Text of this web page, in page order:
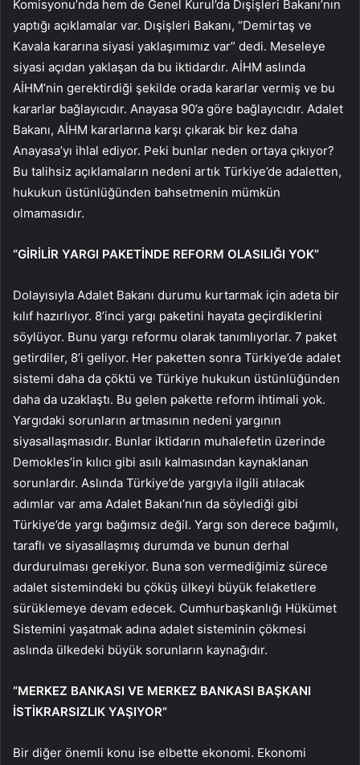
Komisyonu’nda hem de Genel Kurul’da Dışişleri Bakanı’nın
yaptığı açıklamalar var. Dışişleri Bakanı, “Demirtaş ve
Kavala kararına siyasi yaklaşımımız var” dedi. Meseleye
siyasi açıdan yaklaşan da bu iktidardır. AİHM aslında
AİHM’nin gerektirdiği şekilde orada kararlar vermiş ve bu
kararlar bağlayıcıdır. Anayasa 90’a göre bağlayıcıdır. Adalet
Bakanı, AİHM kararlarına karşı çıkarak bir kez daha
Anayasa’yı ihlal ediyor. Peki bunlar neden ortaya çıkıyor?
Bu talihsiz açıklamaların nedeni artık Türkiye’de adaletten,
hukukun üstünlüğünden bahsetmenin mümkün
olmamasıdır.
“GİRİLİR YARGI PAKETİNDE REFORM OLASILIĞI YOK”
Dolayısıyla Adalet Bakanı durumu kurtarmak için adeta bir
kılıf hazırlıyor. 8’inci yargı paketini hayata geçirdiklerini
söylüyor. Bunu yargı reformu olarak tanımlıyorlar. 7 paket
getirdiler, 8’i geliyor. Her paketten sonra Türkiye’de adalet
sistemi daha da çöktü ve Türkiye hukukun üstünlüğünden
daha da uzaklaştı. Bu gelen pakette reform ihtimali yok.
Yargıdaki sorunların artmasının nedeni yargının
siyasallaşmasıdır. Bunlar iktidarın muhalefetin üzerinde
Demokles’in kılıcı gibi asılı kalmasından kaynaklanan
sorunlardır. Aslında Türkiye’de yargıyla ilgili atılacak
adımlar var ama Adalet Bakanı’nın da söylediği gibi
Türkiye’de yargı bağımsız değil. Yargı son derece bağımlı,
taraflı ve siyasallaşmış durumda ve bunun derhal
durdurulması gerekiyor. Buna son vermediğimiz sürece
adalet sistemindeki bu çöküş ülkeyi büyük felaketlere
sürüklemeye devam edecek. Cumhurbaşkanlığı Hükümet
Sistemini yaşatmak adına adalet sisteminin çökmesi
aslında ülkedeki büyük sorunların kaynağıdır.
“MERKEZ BANKASI VE MERKEZ BANKASI BAŞKANI
İSTİKRARSIZLIK YAŞIYOR”
Bir diğer önemli konu ise elbette ekonomi. Ekonomi